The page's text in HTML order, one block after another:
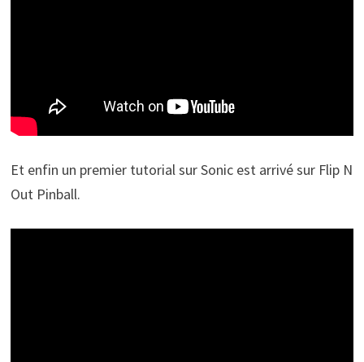
Et enfin un premier tutorial sur Sonic est arrivé sur Flip N
Out Pinball.